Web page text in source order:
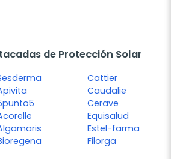
de Protección Solar
Cattier
Caudalie
Cerave
Equisalud
Estel-farma
Filorga